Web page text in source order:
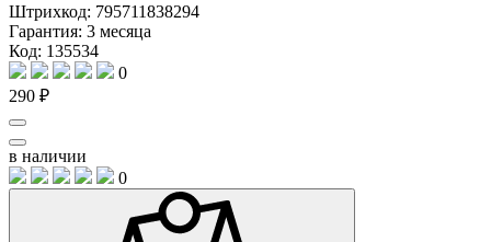
Штрихкод: 795711838294
Гарантия: 3 месяца
Код: 135534
0
290 ₽
в наличии
0